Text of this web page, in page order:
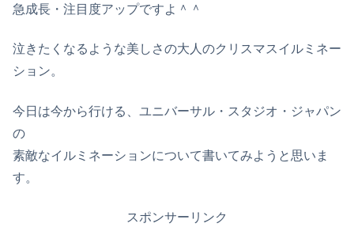
急成長・注目度アップですよ＾＾
泣きたくなるような美しさの大人のクリスマスイルミネー
ション。
今日は今から行ける、ユニバーサル・スタジオ・ジャパン
の
素敵なイルミネーションについて書いてみようと思いま
す。
スポンサーリンク